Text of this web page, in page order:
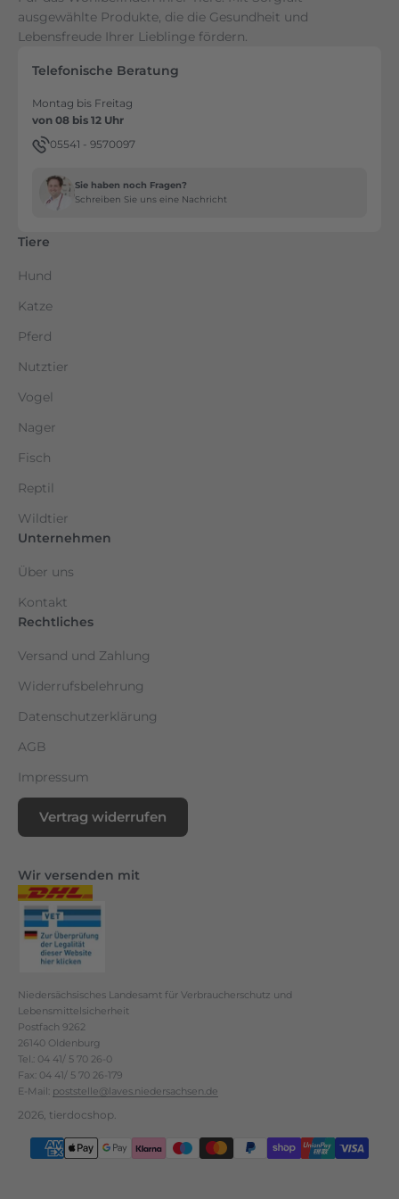
ausgewählte Produkte, die die Gesundheit und
Lebensfreude Ihrer Lieblinge fördern.
Tiere
Hund
Katze
Pferd
Nutztier
Vogel
Nager
Fisch
Reptil
Wildtier
Unternehmen
Über uns
Kontakt
Rechtliches
Versand und Zahlung
Widerrufsbelehrung
Datenschutzerklärung
AGB
Impressum
Vertrag widerrufen
Wir versenden mit
Telefonische Beratung
Montag bis Freitag
von 08 bis 12 Uhr
05541 - 9570097
Sie haben noch Fragen?
Schreiben Sie uns eine Nachricht
Niedersächsisches Landesamt für Verbraucherschutz und
Lebensmittelsicherheit
Postfach 9262
26140 Oldenburg
Tel.: 04 41/ 5 70 26-0
Fax: 04 41/ 5 70 26-179
E-Mail: poststelle@laves.niedersachsen.de
2026, tierdocshop.